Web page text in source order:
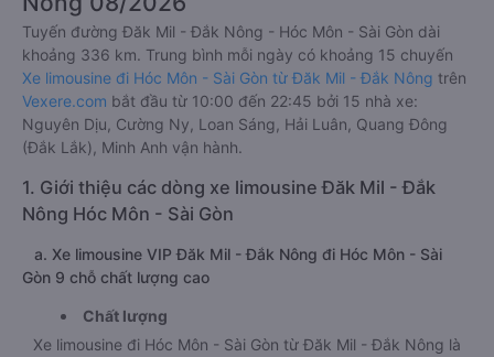
Tuyến đường Đăk Mil - Đắk Nông - Hóc Môn - Sài Gòn dài
khoảng 336 km. Trung bình mỗi ngày có khoảng 15 chuyến
Xe limousine đi Hóc Môn - Sài Gòn từ Đăk Mil - Đắk Nông trên
Vexere.com bắt đầu từ 10:00 đến 22:45 bởi 15 nhà xe:
Nguyên Dịu, Cường Ny, Loan Sáng, Hải Luân, Quang Đông
(Đắk Lắk), Minh Anh vận hành.
1. Giới thiệu các dòng xe limousine Đăk Mil - Đắk
Nông Hóc Môn - Sài Gòn
a. Xe limousine VIP Đăk Mil - Đắk Nông đi Hóc Môn - Sài
Gòn 9 chỗ chất lượng cao
Chất lượng
Xe limousine đi Hóc Môn - Sài Gòn từ Đăk Mil - Đắk Nông là